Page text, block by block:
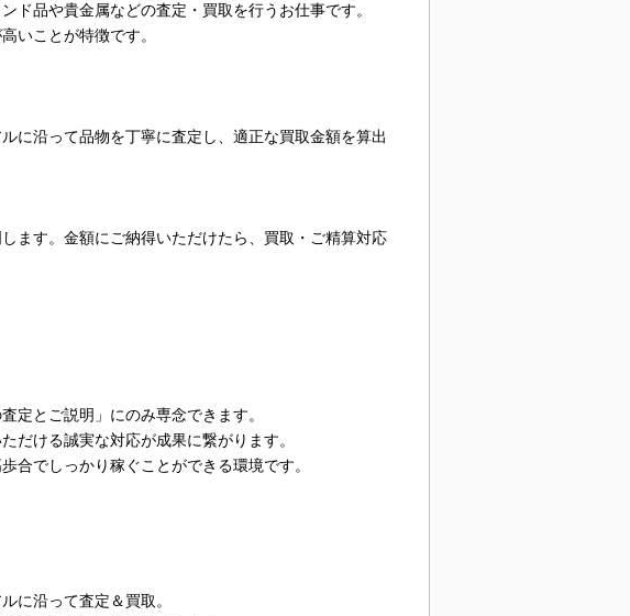
ド品や貴金属などの査定・買取を行うお仕事です。
いことが特徴です。
に沿って品物を丁寧に査定し、適正な買取金額を算出
ます。金額にご納得いただけたら、買取・ご精算対応
定とご説明」にのみ専念できます。
だける誠実な対応が成果に繋がります。
でしっかり稼ぐことができる環境です。
に沿って査定＆買取。